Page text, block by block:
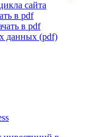
сайта
в pdf
в pdf
данных (pdf)